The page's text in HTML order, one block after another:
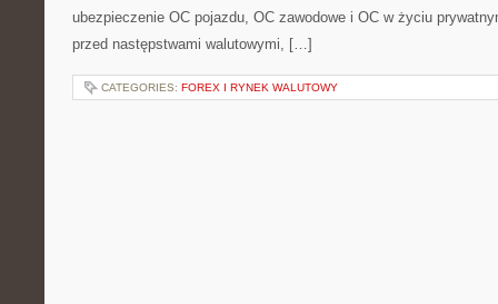
ubezpieczenie OC pojazdu, OC zawodowe i OC w życiu
przed następstwami walutowymi, […]
CATEGORIES: FOREX I RYNEK WALUTOWY